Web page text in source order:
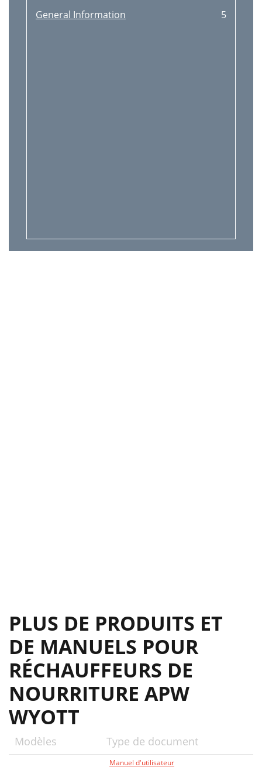
General Information
5
PLUS DE PRODUITS ET
DE MANUELS POUR
RÉCHAUFFEURS DE
NOURRITURE APW
WYOTT
Modèles Type de document
Manuel d'utilisateur